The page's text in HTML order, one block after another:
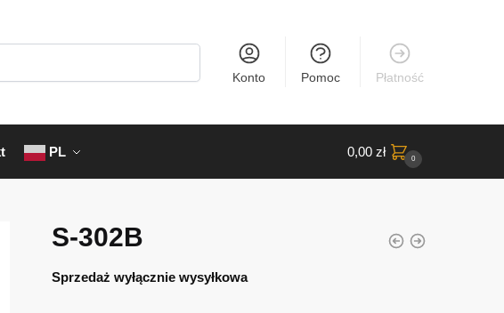
Konto Pomoc Płatność
PL 0,00 zł 0
S-302B
Sprzedaż wyłącznie wysyłkowa